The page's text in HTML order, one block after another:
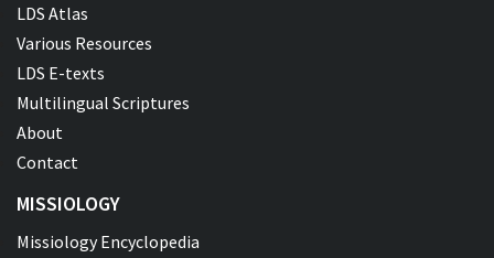
LDS Atlas
Various Resources
LDS E-texts
Multilingual Scriptures
About
Contact
MISSIOLOGY
Missiology Encyclopedia